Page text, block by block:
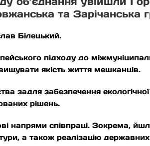
та Зарічанська
Білецький.
підходу до
якість життя мешканців.
забезпечення
рішень.
напрями співпраці. Зокрема,
а також реалізацію